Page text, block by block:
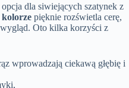
opcja dla siwiejących szatynek z
pięknie rozświetla cerę,
Oto kilka korzyści z
wprowadzają ciekawą głębię i